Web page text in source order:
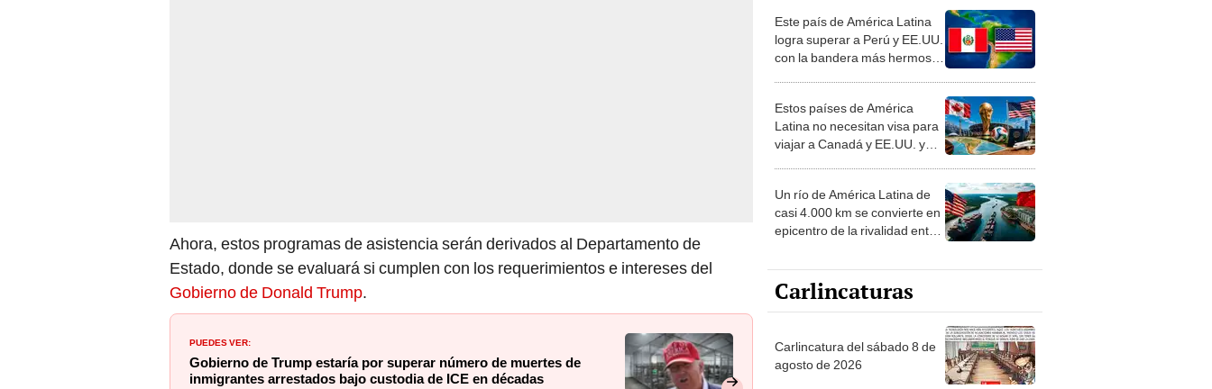
Ahora, estos programas de asistencia serán derivados al Departamento de
Estado, donde se evaluará si cumplen con los requerimientos e intereses del
Gobierno de Donald Trump.
PUEDES VER:
Gobierno de Trump estaría por superar número de muertes de
inmigrantes arrestados bajo custodia de ICE en décadas
Este país de América Latina
logra superar a Perú y EE.UU.
con la bandera más hermosa
Estos países de América
Latina no necesitan visa para
viajar a Canadá y EE.UU. y
Un río de América Latina de
casi 4.000 km se convierte en
epicentro de la rivalidad entre
y exportaciones
Carlincaturas
Carlincatura del sábado 8 de
agosto de 2026